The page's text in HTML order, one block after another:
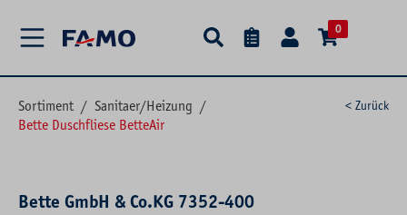
0
Sortiment / Sanitaer/Heizung /
Bette Duschfliese BetteAir
< Zurück
Bette GmbH & Co.KG 7352-400